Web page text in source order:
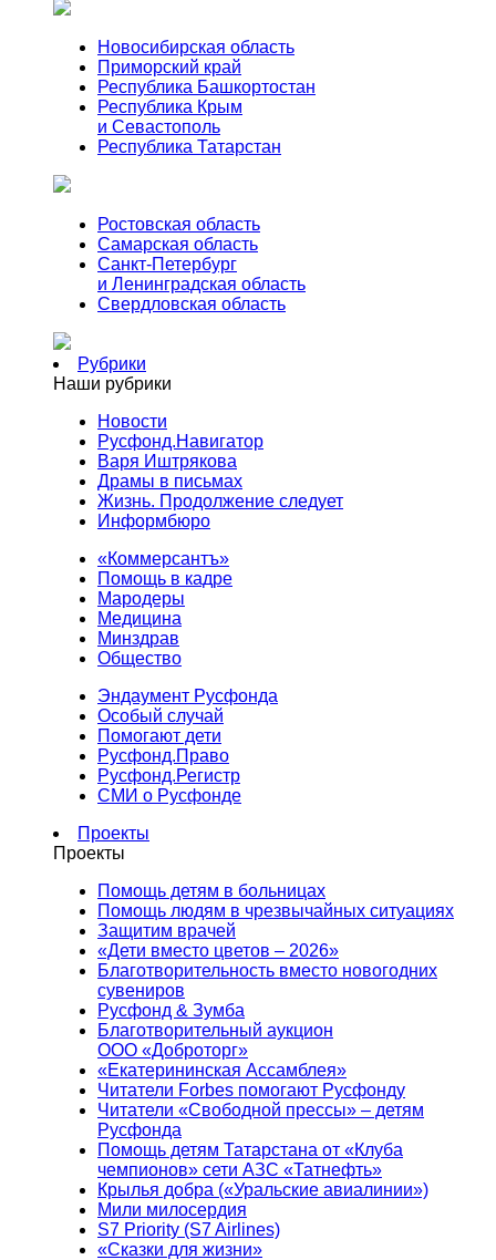
Новосибирская область
Приморский край
Республика Башкортостан
Республика Крым
и Севастополь
Республика Татарстан
Ростовская область
Самарская область
Санкт-Петербург
и Ленинградская область
Свердловская область
Рубрики
Наши рубрики
Новости
Русфонд.Навигатор
Варя Иштрякова
Драмы в письмах
Жизнь. Продолжение следует
Информбюро
«Коммерсантъ»
Помощь в кадре
Мародеры
Медицина
Минздрав
Общество
Эндаумент Русфонда
Особый случай
Помогают дети
Русфонд.Право
Русфонд.Регистр
СМИ о Русфонде
Проекты
Проекты
Помощь детям в больницах
Помощь людям в чрезвычайных ситуациях
Защитим врачей
«Дети вместо цветов – 2026»
Благотворительность вместо новогодних
сувениров
Русфонд & Зумба
Благотворительный аукцион
ООО «Доброторг»
«Екатерининская Ассамблея»
Читатели Forbes помогают Русфонду
Читатели «Свободной прессы» – детям
Русфонда
Помощь детям Татарстана от «Клуба
чемпионов» сети АЗС «Татнефть»
Крылья добра («Уральские авиалинии»)
Мили милосердия
S7 Priority (S7 Airlines)
«Сказки для жизни»